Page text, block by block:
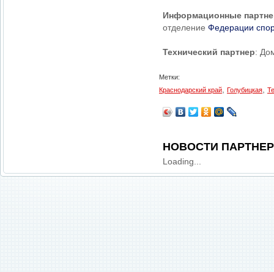
Информационные
отделение Федерации
Технический партнер:
Метки:
Краснодарский край
Голубицкая
НОВОСТИ
Loading...